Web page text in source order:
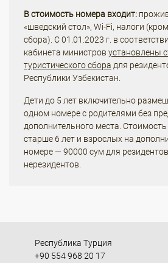
В стоимость номера входит:
«шведский стол», Wi-Fi, налоги
сбора). С 01.01.2023 г. в
кабинета министров установлены
туристического сбора для
Республики Узбекистан.
Дети до 5 лет включительно
одном номере с родителями без
дополнительного места.
старше 6 лет и взрослых на
номере — 90000 сум для
нерезидентов.
Республика Турция
+90 554 968 20 17